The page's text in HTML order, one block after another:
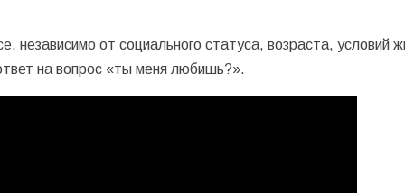
от социального статуса, возраста, условий
на вопрос «ты меня любишь?».